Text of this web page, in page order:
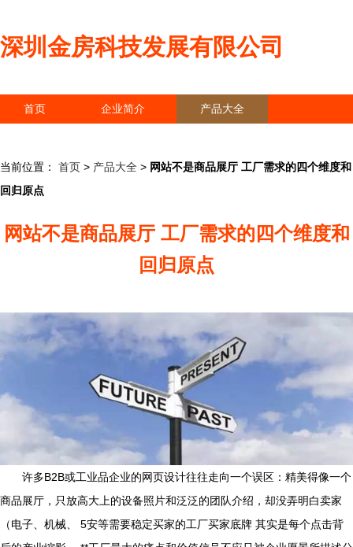
深圳金房科技发展有限公司
首页 企业简介 产品大全
当前位置： 首页 > 产品大全 > 网站不是商品展厅 工厂需求的四个维度和
回归原点
网站不是商品展厅 工厂需求的四个维度和
回归原点
许多B2B或工业品企业的网页设计往往走向一个误区：精美得像一个
商品展厅，只放高大上的设备照片和泛泛的团队介绍，却没弄明白卖家
（电子、机械、 5安等需要稳定买家的工厂买家底牌 其实是每个点击背